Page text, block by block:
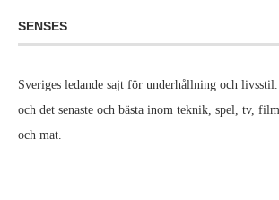
SENSES
Sveriges ledande sajt för underhållning och livsstil.
och det senaste och bästa inom teknik, spel, tv,
och mat.